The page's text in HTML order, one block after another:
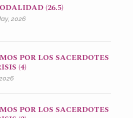
(26.5)
2026
POR LOS SACERDOTES
(4)
POR LOS SACERDOTES